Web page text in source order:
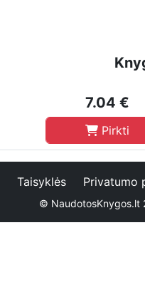
7.04 €
Pirkti
Taisyklės Privatumo
© NaudotosKnygos.lt